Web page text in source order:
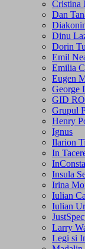
Cristina
Dan
Dinu
Dorin
Emil
Emilia
Eugen
George
GID
Grupul
Henry
Ignus
Ilarion
In
Insula
Irina
Iulian
Iulian
Larry
Legi si